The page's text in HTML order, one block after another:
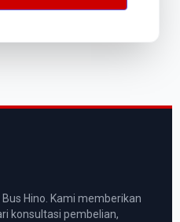
Hino. Kami memberikan
konsultasi pembelian,